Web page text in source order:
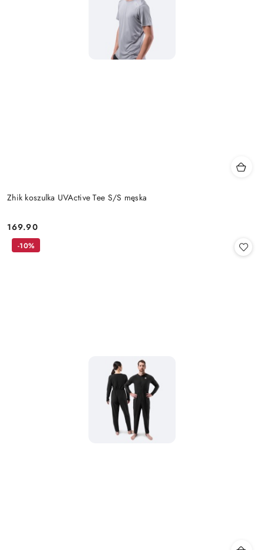
Zhik koszulka UVActive Tee S/S męska
Cena:
169.90
-10%